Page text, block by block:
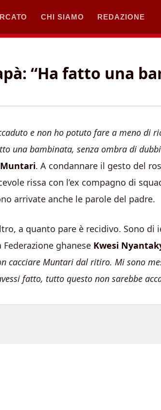
CHI SIAMO REDAZIONE
“Ha fatto una
e non ho potuto fare a meno di
una bambinata, senza ombra di
Muntari. A condannare il gesto del
rissa con l’ex compagno di
arrivate anche le parole del padre.
a quanto pare è recidivo. Sono di
ghanese Kwesi
cacciare Muntari dal ritiro. Mi sono
fatto, tutto questo non sarebbe